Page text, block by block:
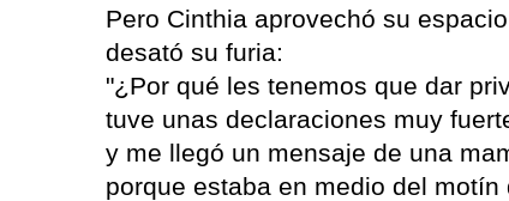
Pero Cinthia aprovechó su
desató su furia:
"¿Por qué les tenemos que dar
tuve unas declaraciones muy
y me llegó un mensaje de una
porque estaba en medio del motín